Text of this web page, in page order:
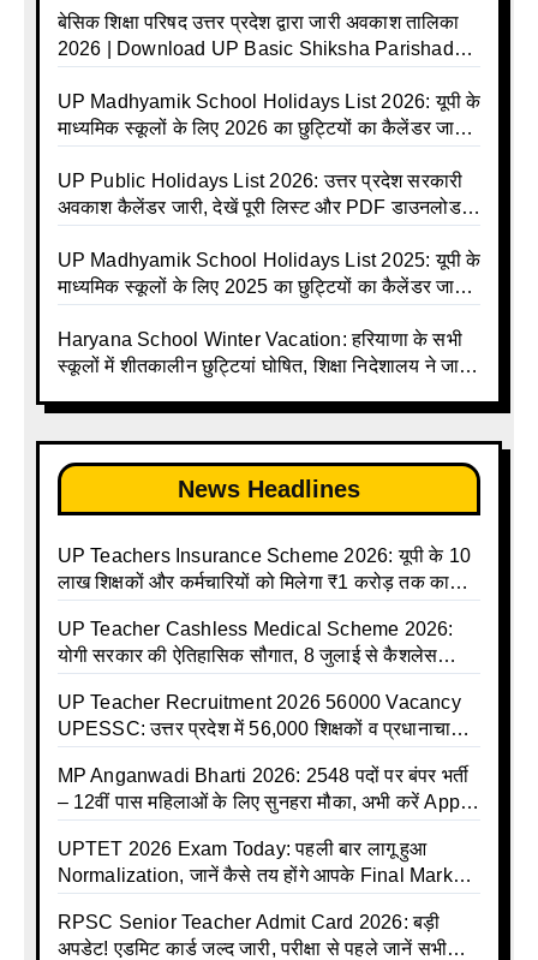
बेसिक शिक्षा परिषद उत्तर प्रदेश द्वारा जारी अवकाश तालिका
2026 | Download UP Basic Shiksha Parishad
Basic School Avkash Talika UP 2026 | UP Basic
Shiksha Parishad Avkash Talika 2026 | UP
Calendar List 2026
UP Madhyamik School Holidays List 2026: यूपी के
माध्यमिक स्कूलों के लिए 2026 का छुट्टियों का कैलेंडर जारी |
UP Madhyamik Avkash Talika 2026 | UP
Madhyamik School avkash suchi | UP
Holiday Calendar | Madhyamik School Holidays
List 2026
UP Public Holidays List 2026: उत्तर प्रदेश सरकारी
अवकाश कैलेंडर जारी, देखें पूरी लिस्ट और PDF डाउनलोड
talika | Sarkari Avkash Talika | Up Holidays List |
Holidays Calendar
UP Madhyamik School Holidays List 2025: यूपी के
माध्यमिक स्कूलों के लिए 2025 का छुट्टियों का कैलेंडर जारी |
Up Madhyamik Avkash Talika 2025 | UP
Madhyamik School avkash suchi | UP
holiday calendar | Madhyamik School Holidays
List 2025
Haryana School Winter Vacation: हरियाणा के सभी
स्कूलों में शीतकालीन छुट्टियां घोषित, शिक्षा निदेशालय ने जारी
News Headlines
UP Teachers Insurance Scheme 2026: यूपी के 10
लाख शिक्षकों और कर्मचारियों को मिलेगा ₹1 करोड़ तक का
UP Teacher Cashless Medical Scheme 2026:
योगी सरकार की ऐतिहासिक सौगात, 8 जुलाई से कैशलेस
UP Teacher Recruitment 2026 56000 Vacancy
UPESSC: उत्तर प्रदेश में 56,000 शिक्षकों व प्रधानाचार्यों
MP Anganwadi Bharti 2026: 2548 पदों पर बंपर भर्ती
– 12वीं पास महिलाओं के लिए सुनहरा मौका, अभी करें Apply
UPTET 2026 Exam Today: पहली बार लागू हुआ
Normalization, जानें कैसे तय होंगे आपके Final Marks
RPSC Senior Teacher Admit Card 2026: बड़ी
अपडेट! एडमिट कार्ड जल्द जारी, परीक्षा से पहले जानें सभी